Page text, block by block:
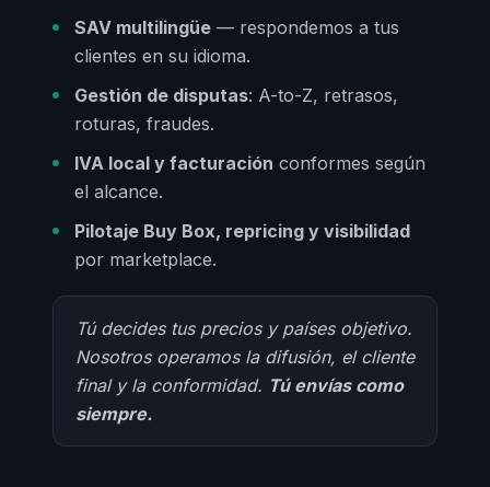
SAV multilingüe — respondemos a tus
clientes en su idioma.
Gestión de disputas: A-to-Z, retrasos,
roturas, fraudes.
IVA local y facturación conformes según
el alcance.
Pilotaje Buy Box, repricing y visibilidad
por marketplace.
Tú decides tus precios y países objetivo.
Nosotros operamos la difusión, el cliente
final y la conformidad. Tú envías como
siempre.